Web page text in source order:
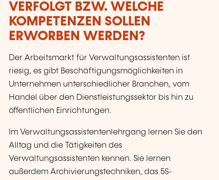
VERFOLGT BZW. WELCHE
KOMPETENZEN SOLLEN
ERWORBEN WERDEN?
Der Arbeitsmarkt für Verwaltungsassistenten ist
riesig, es gibt Beschäftigungsmöglichkeiten in
Unternehmen unterschiedlicher Branchen, vom
Handel über den Dienstleistungssektor bis hin zu
öffentlichen Einrichtungen.
Im Verwaltungsassistentenlehrgang lernen Sie den
Alltag und die Tätigkeiten des
Verwaltungsassistenten kennen. Sie lernen
außerdem Archivierungstechniken, das 5S-